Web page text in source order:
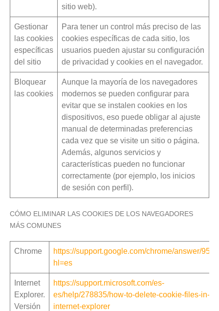
sitio web).
Gestionar
las cookies
específicas
del sitio
Para tener un control más preciso de las
cookies específicas de cada sitio, los
usuarios pueden ajustar su configuración
de privacidad y cookies en el navegador.
Bloquear
las cookies
Aunque la mayoría de los navegadores
modernos se pueden configurar para
evitar que se instalen cookies en los
dispositivos, eso puede obligar al ajuste
manual de determinadas preferencias
cada vez que se visite un sitio o página.
Además, algunos servicios y
características pueden no funcionar
correctamente (por ejemplo, los inicios
de sesión con perfil).
CÓMO ELIMINAR LAS COOKIES DE LOS NAVEGADORES
MÁS COMUNES
Chrome
https://support.google.com/chrome/answer/
hl=es
Internet
Explorer.
Versión
https://support.microsoft.com/es-
es/help/278835/how-to-delete-cookie-files-in-
internet-explorer